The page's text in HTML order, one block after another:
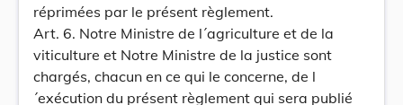
réprimées par le présent règlement.
Art. 6. Notre Ministre de l´agriculture et de la
viticulture et Notre Ministre de la justice sont
chargés, chacun en ce qui le concerne, de l
´exécution du présent règlement qui sera publié